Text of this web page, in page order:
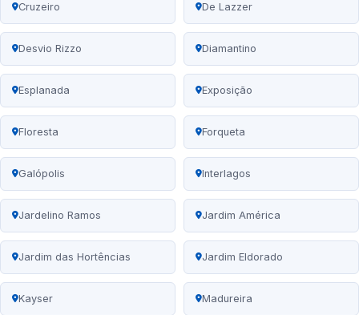
Cruzeiro De Lazzer
Desvio Rizzo Diamantino
Esplanada Exposição
Floresta Forqueta
Galópolis Interlagos
Jardelino Ramos Jardim América
Jardim das Hortências Jardim Eldorado
Kayser Madureira